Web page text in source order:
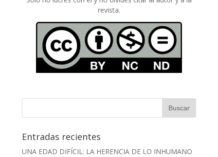
revista.
Entradas recientes
UNA EDAD DIFÍCIL: LA HERENCIA DE LO INHUMANO